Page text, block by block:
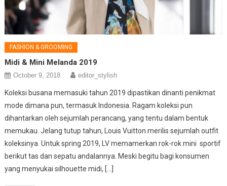
FASHION & GROOMING
Midi & Mini Melanda 2019
October 9, 2018 editor_stylish
Koleksi busana memasuki tahun 2019 dipastikan dinanti penikmat
mode dimana pun, termasuk Indonesia. Ragam koleksi pun
dihantarkan oleh sejumlah perancang, yang tentu dalam bentuk
memukau. Jelang tutup tahun, Louis Vuitton merilis sejumlah outfit
koleksinya. Untuk spring 2019, LV memamerkan rok-rok mini sportif
berikut tas dan sepatu andalannya. Meski begitu bagi konsumen
yang menyukai silhouette midi, […]